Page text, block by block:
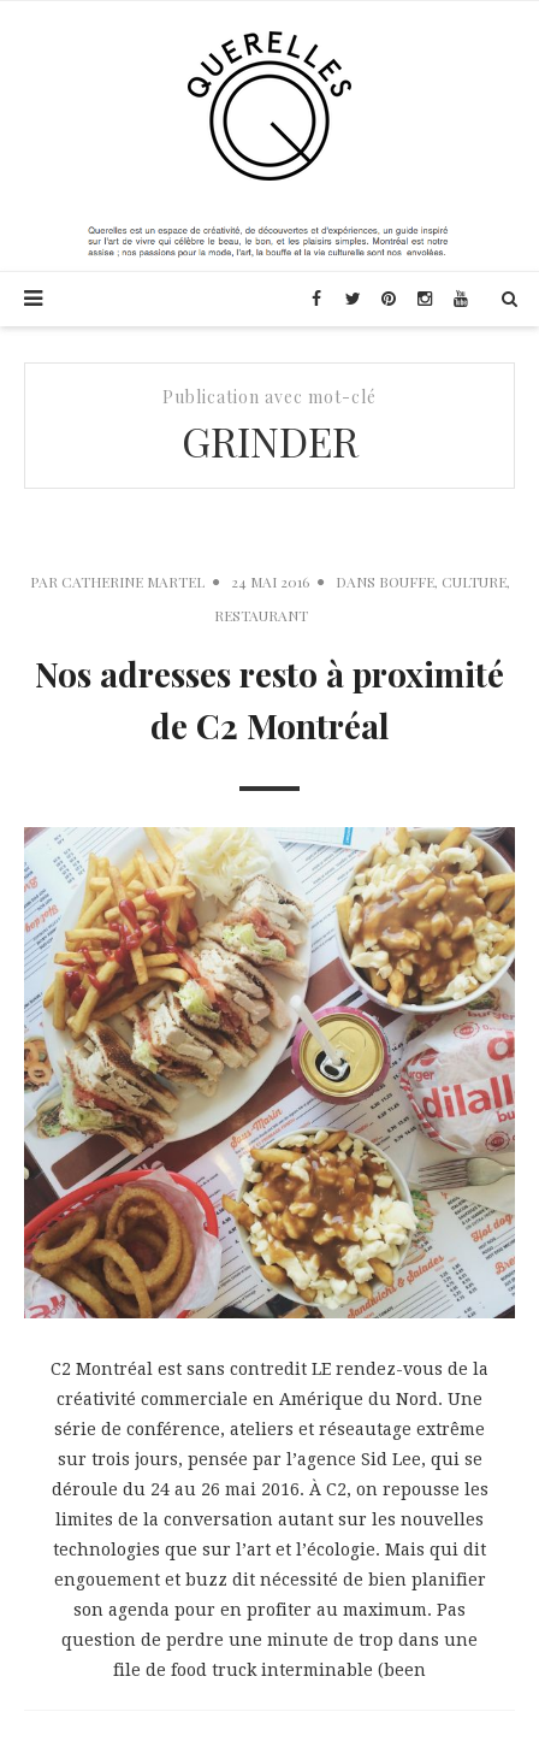
Publication avec mot-clé
GRINDER
PAR CATHERINE MARTEL 24 MAI 2016 DANS BOUFFE, CULTURE,
RESTAURANT
Nos adresses resto à proximité
de C2 Montréal
C2 Montréal est sans contredit LE rendez-vous de la
créativité commerciale en Amérique du Nord. Une
série de conférence, ateliers et réseautage extrême
sur trois jours, pensée par l’agence Sid Lee, qui se
déroule du 24 au 26 mai 2016. À C2, on repousse les
limites de la conversation autant sur les nouvelles
technologies que sur l’art et l’écologie. Mais qui dit
engouement et buzz dit nécessité de bien planifier
son agenda pour en profiter au maximum. Pas
question de perdre une minute de trop dans une
file de food truck interminable (been